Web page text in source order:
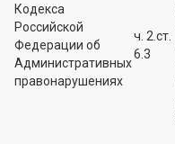
Кодекса
Российской
Федерации об
Административных
правонарушениях
ч. 2.ст.
6.3